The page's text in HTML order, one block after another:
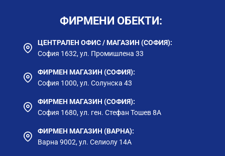
ФИРМЕНИ ОБЕКТИ:
ЦЕНТРАЛЕН ОФИС / МАГАЗИН (СОФИЯ):
София 1632, ул. Промишлена 33
ФИРМЕН МАГАЗИН (СОФИЯ):
София 1000, ул. Солунска 43
ФИРМЕН МАГАЗИН (СОФИЯ):
София 1680, ул. ген. Стефан Тошев 8А
ФИРМЕН МАГАЗИН (ВАРНА):
Варна 9002, ул. Селиолу 14А